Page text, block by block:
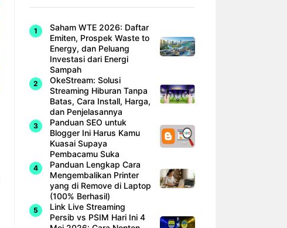
Saham WTE 2026: Daftar
Emiten, Prospek Waste to
Energy, dan Peluang
Investasi dari Energi
Sampah
OkeStream: Solusi
Streaming Hiburan Tanpa
Batas, Cara Install, Harga,
dan Penjelasannya
Panduan SEO untuk
Blogger Ini Harus Kamu
Kuasai Supaya
Pembacamu Suka
Panduan Lengkap Cara
Mengembalikan Printer
yang di Remove di Laptop
(100% Berhasil)
Link Live Streaming
Persib vs PSIM Hari Ini 4